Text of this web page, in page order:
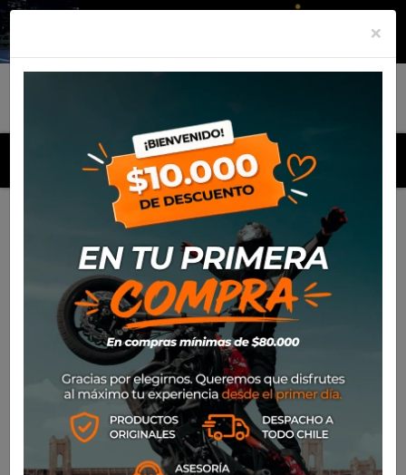
MENU
Productos
Alu Rack SW Motech Honda VFR-800 X
Crossrunner (2011-16)
×